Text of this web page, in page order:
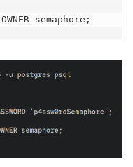
semaphore;